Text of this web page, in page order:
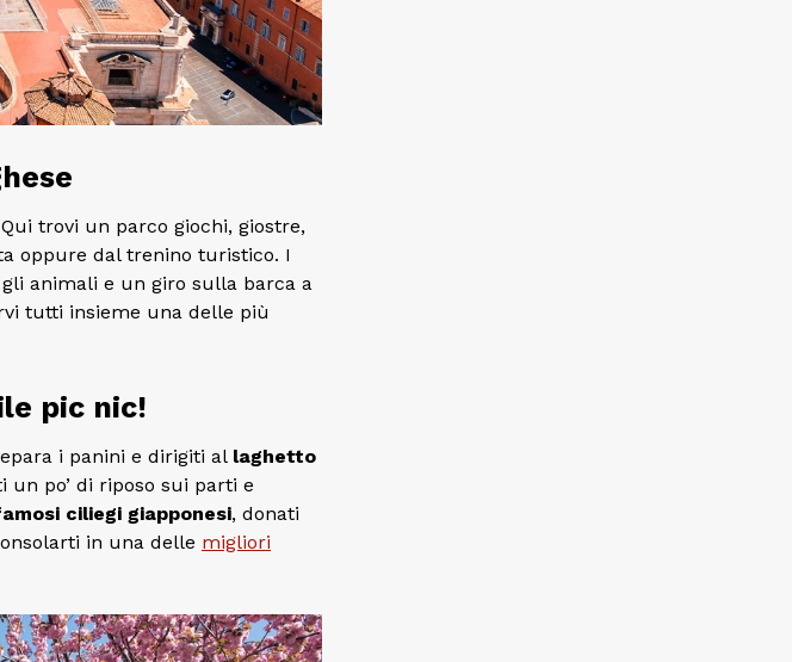
trovi un parco giochi, giostre,
oppure dal trenino turistico. I
animali e un giro sulla barca a
tutti insieme una delle più
pic nic!
i panini e dirigiti al laghetto
po’ di riposo sui parti e
ciliegi giapponesi, donati
in una delle migliori